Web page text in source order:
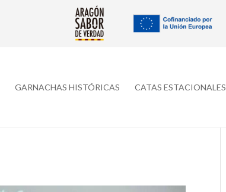
GARNACHAS HISTÓRICAS CATAS ESTACIONALES